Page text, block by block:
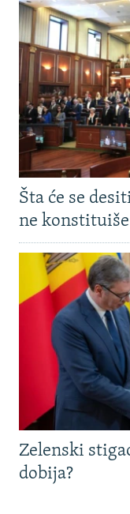
Šta će se
ne
Zelenski
dobija?